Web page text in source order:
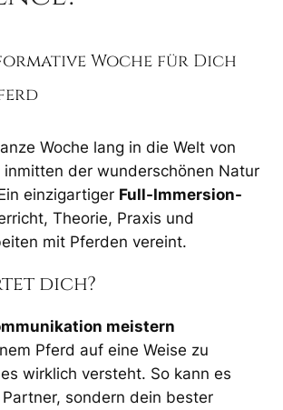
Woche für Dich
Woche lang in die Welt von
inmitten der wunderschönen Natur
einzigartiger Full-Immersion-
Theorie, Praxis und
mit Pferden vereint.
dich?
meistern
Pferd auf eine Weise zu
wirklich versteht. So kann es
sondern dein bester